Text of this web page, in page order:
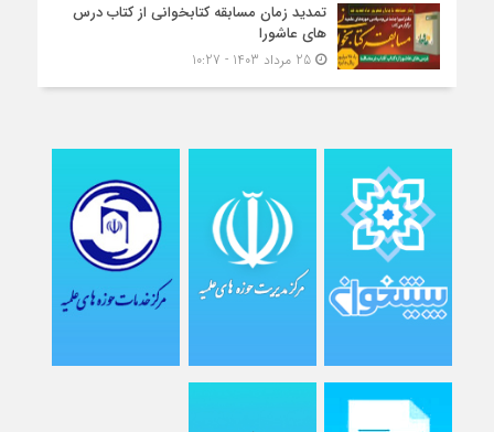
تمدید زمان مسابقه کتابخوانی از کتاب درس
های عاشورا
25 مرداد 1403 - 10:27